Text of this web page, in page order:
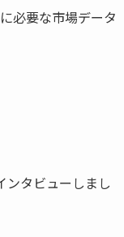
必要な市場データ
ンタビューしまし